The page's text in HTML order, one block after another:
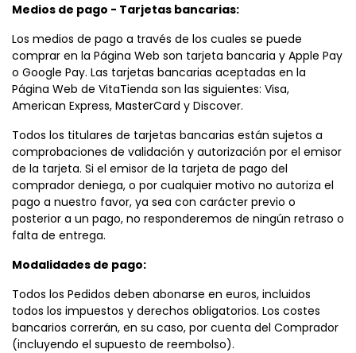
Medios de pago - Tarjetas bancarias:
Los medios de pago a través de los cuales se puede
comprar en la Página Web son tarjeta bancaria y Apple Pay
o Google Pay. Las tarjetas bancarias aceptadas en la
Página Web de VitaTienda son las siguientes: Visa,
American Express, MasterCard y Discover.
Todos los titulares de tarjetas bancarias están sujetos a
comprobaciones de validación y autorización por el emisor
de la tarjeta. Si el emisor de la tarjeta de pago del
comprador deniega, o por cualquier motivo no autoriza el
pago a nuestro favor, ya sea con carácter previo o
posterior a un pago, no responderemos de ningún retraso o
falta de entrega.
Modalidades de pago:
Todos los Pedidos deben abonarse en euros, incluidos
todos los impuestos y derechos obligatorios. Los costes
bancarios correrán, en su caso, por cuenta del Comprador
(incluyendo el supuesto de reembolso).